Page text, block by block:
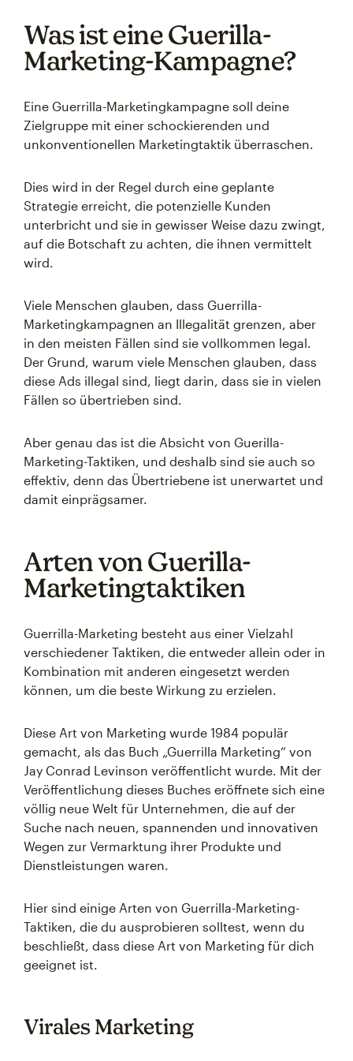
Was ist eine Guerilla-
Marketing-Kampagne?
Eine Guerrilla-Marketingkampagne soll deine
Zielgruppe mit einer schockierenden und
unkonventionellen Marketingtaktik überraschen.
Dies wird in der Regel durch eine geplante
Strategie erreicht, die potenzielle Kunden
unterbricht und sie in gewisser Weise dazu zwingt,
auf die Botschaft zu achten, die ihnen vermittelt
wird.
Viele Menschen glauben, dass Guerrilla-
Marketingkampagnen an Illegalität grenzen, aber
in den meisten Fällen sind sie vollkommen legal.
Der Grund, warum viele Menschen glauben, dass
diese Ads illegal sind, liegt darin, dass sie in vielen
Fällen so übertrieben sind.
Aber genau das ist die Absicht von Guerilla-
Marketing-Taktiken, und deshalb sind sie auch so
effektiv, denn das Übertriebene ist unerwartet und
damit einprägsamer.
Arten von Guerilla-
Marketingtaktiken
Guerrilla-Marketing besteht aus einer Vielzahl
verschiedener Taktiken, die entweder allein oder in
Kombination mit anderen eingesetzt werden
können, um die beste Wirkung zu erzielen.
Diese Art von Marketing wurde 1984 populär
gemacht, als das Buch „Guerrilla Marketing“ von
Jay Conrad Levinson veröffentlicht wurde. Mit der
Veröffentlichung dieses Buches eröffnete sich eine
völlig neue Welt für Unternehmen, die auf der
Suche nach neuen, spannenden und innovativen
Wegen zur Vermarktung ihrer Produkte und
Dienstleistungen waren.
Hier sind einige Arten von Guerrilla-Marketing-
Taktiken, die du ausprobieren solltest, wenn du
beschließt, dass diese Art von Marketing für dich
geeignet ist.
Virales Marketing